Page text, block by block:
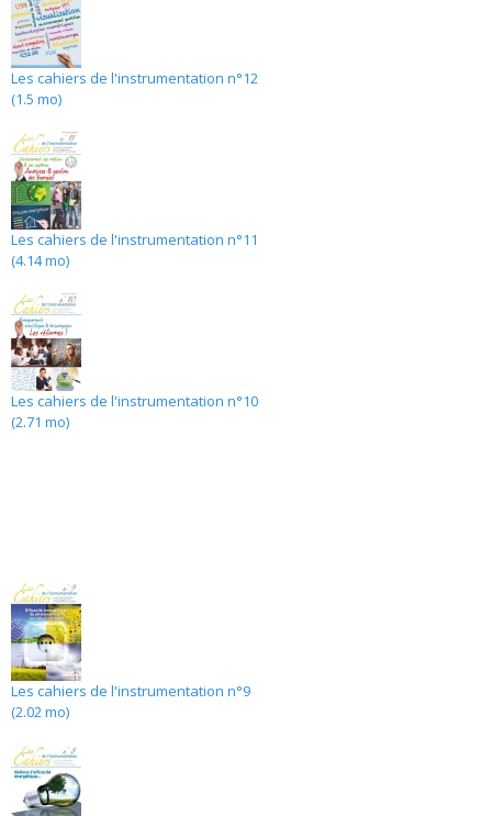
Les cahiers de l'instrumentation n°12
(1.5 mo)
Les cahiers de l'instrumentation n°11
(4.14 mo)
Les cahiers de l'instrumentation n°10
(2.71 mo)
Les cahiers de l'instrumentation n°9
(2.02 mo)